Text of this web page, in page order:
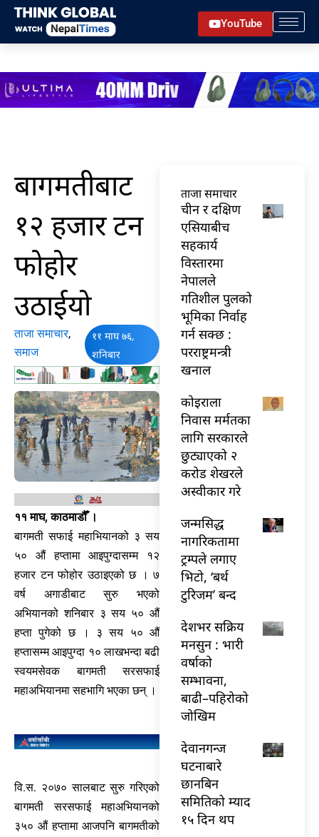
Skip
content
YouTube
बागमतीबाट
१२ हजार टन
फोहोर
उठाईयो
ताजा समाचार,
समाज
११ माघ ७६,
शनिबार
११ माघ, काठमाडौँ ।
बागमती सफाई महाभियानको ३ सय
५० औं हप्तामा आइपुग्दासम्म १२
हजार टन फोहोर उठाइएको छ । ७
वर्ष अगाडीबाट सुरु भएको
अभियानको शनिबार ३ सय ५० औं
हप्ता पुगेको छ । ३ सय ५० औं
हप्तासम्म आइपुग्दा १० लाखभन्दा बढी
स्वयमसेवक बागमती सरसफाई
महाअभियानमा सहभागि भएका छन् ।
वि.स. २०७० सालबाट सुरु गरिएको
बागमती सरसफाई महाअभियानको
३५० औं हप्तामा आजपनि बागमतीको
ताजा समाचार
चीन र दक्षिण
एसियाबीच
सहकार्य
विस्तारमा
नेपालले
गतिशील पुलको
भूमिका निर्वाह
गर्न सक्छ :
परराष्ट्रमन्त्री
खनाल
कोइराला
निवास मर्मतका
लागि सरकारले
छुट्याएको २
करोड शेखरले
अस्वीकार गरे
जन्मसिद्ध
नागरिकतामा
ट्रम्पले लगाए
भिटो, ‘बर्थ
टुरिजम’ बन्द
देशभर सक्रिय
मनसुन : भारी
वर्षाको
सम्भावना,
बाढी–पहिरोको
जोखिम
देवानगन्ज
घटनाबारे
छानबिन
समितिको म्याद
१५ दिन थप